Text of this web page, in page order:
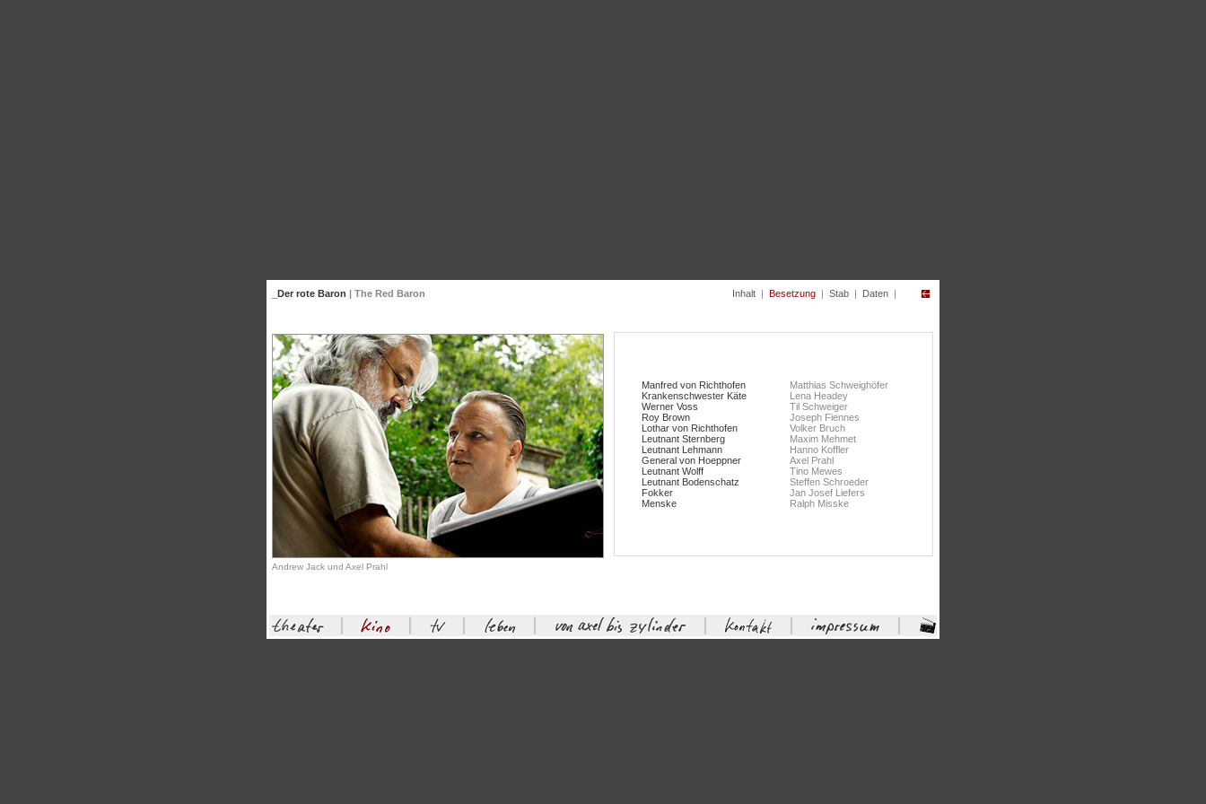
_Der rote Baron | The Red Baron Inhalt | Besetzung | Stab | Daten |